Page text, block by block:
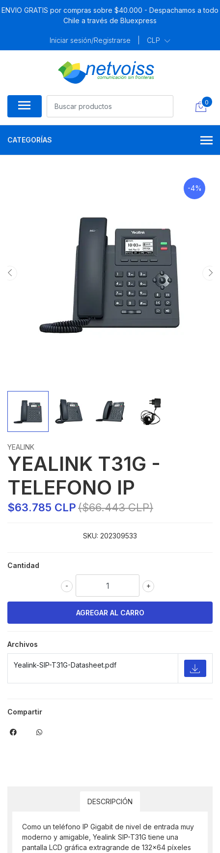
ENVIO GRATIS por compras sobre $40.000 - Despachamos a todo
Chile a través de Bluexpress
Iniciar sesión/Registrarse CLP
0
CATEGORÍAS
-4%
YEALINK
YEALINK T31G -
TELEFONO IP
$63.785 CLP($66.443 CLP)
SKU: 202309533
Cantidad
+
-
Archivos
Yealink-SIP-T31G-Datasheet.pdf
Compartir
DESCRIPCIÓN
Como un teléfono IP Gigabit de nivel de entrada muy
moderno y amigable, Yealink SIP-T31G tiene una
pantalla LCD gráfica extragrande de 132×64 píxeles